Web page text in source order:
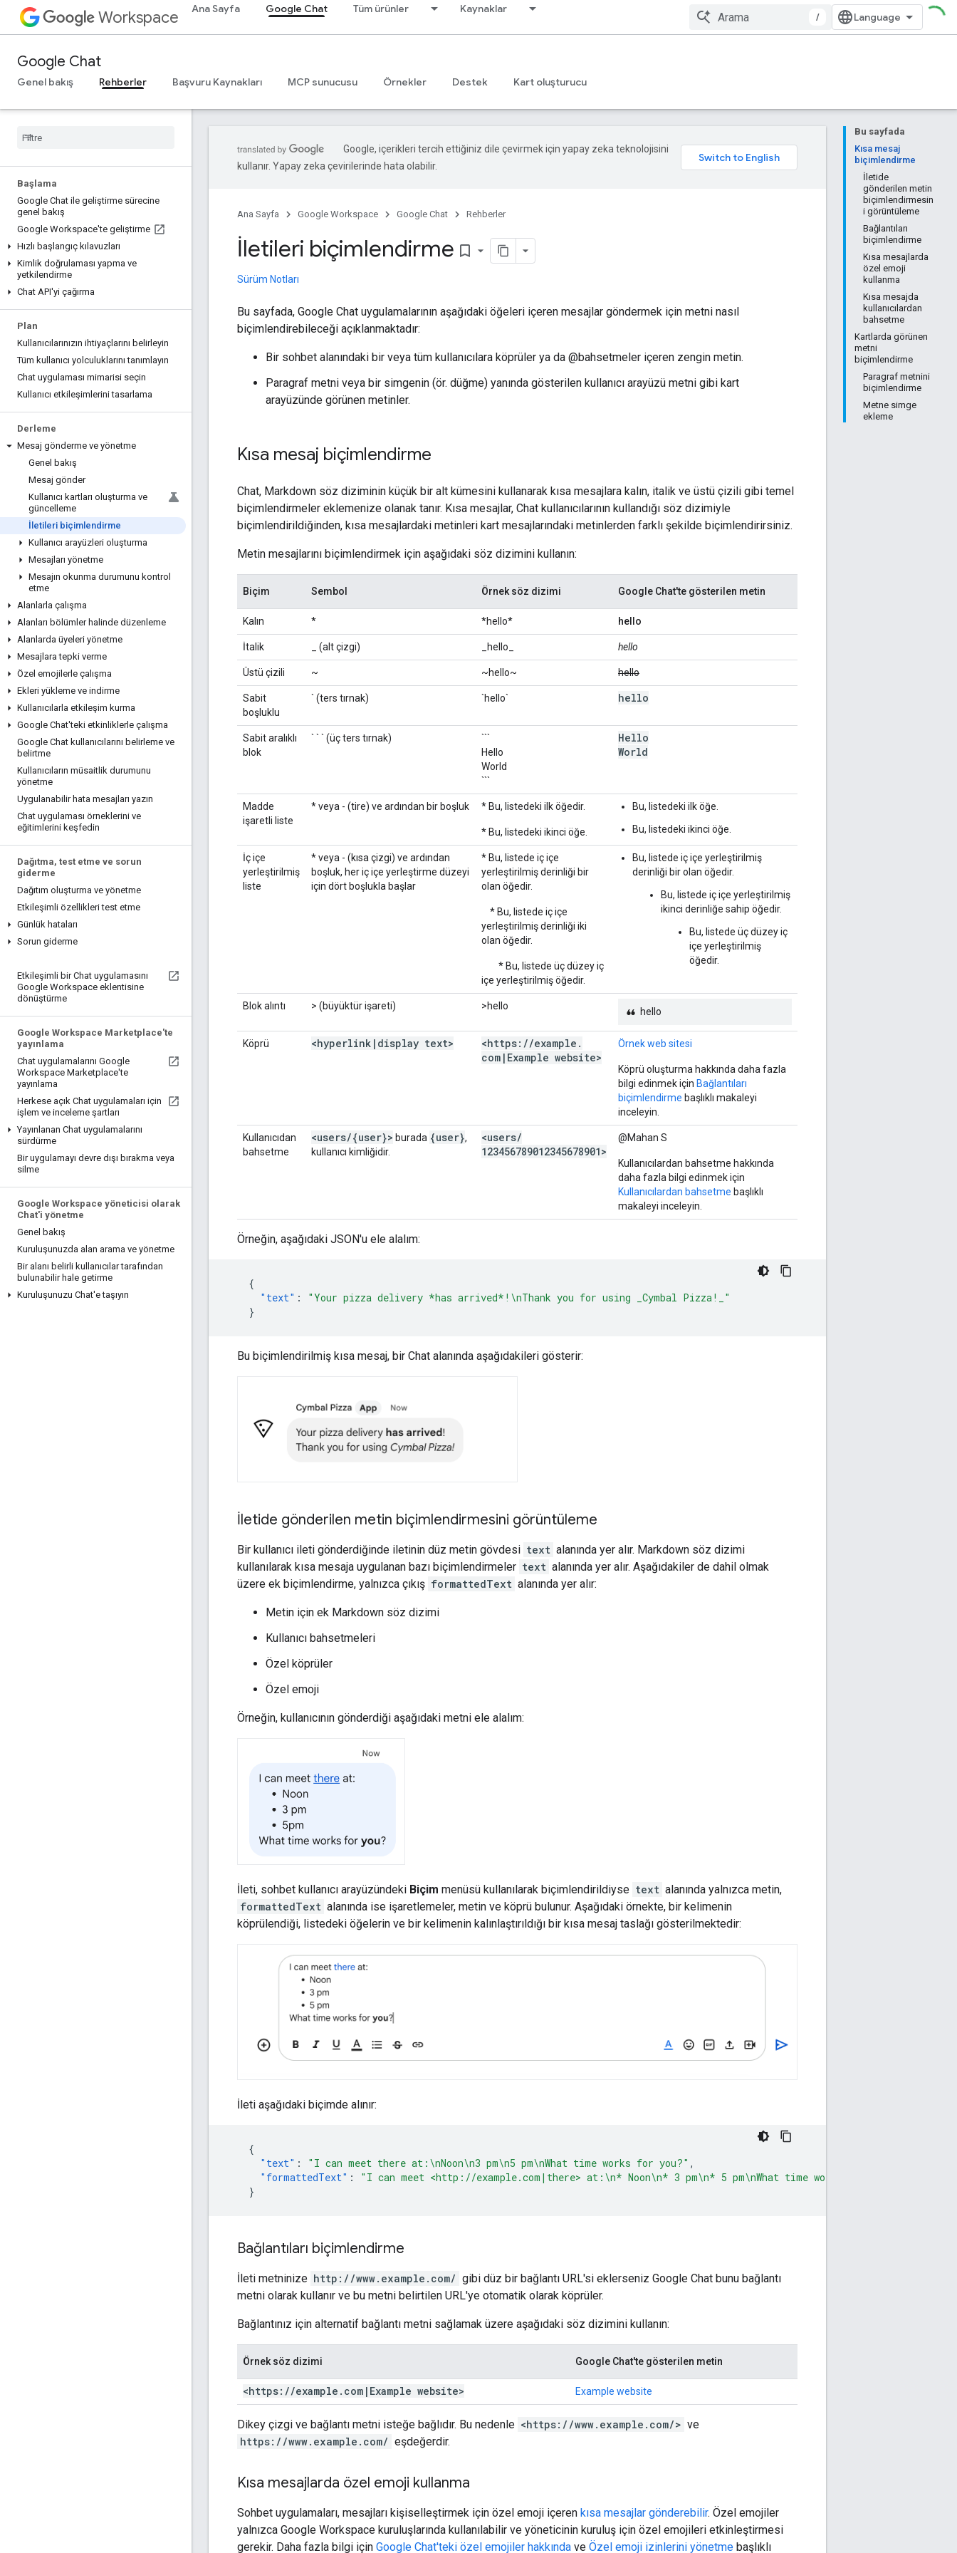
Workspace Ana Sayfa Google Chat Tüm ürünler Kaynaklar
/
Google Chat
Genel bakış Rehberler Başvuru Kaynakları MCP sunucusu Örnekler Destek Kart oluşturucu
Başlama
Google Chat ile geliştirme sürecine
genel bakış
Google Workspace'te geliştirme
Hızlı başlangıç kılavuzları
Kimlik doğrulaması yapma ve
yetkilendirme
Chat API'yi çağırma
Plan
Kullanıcılarınızın ihtiyaçlarını belirleyin
Tüm kullanıcı yolculuklarını tanımlayın
Chat uygulaması mimarisi seçin
Kullanıcı etkileşimlerini tasarlama
Derleme
Mesaj gönderme ve yönetme
Genel bakış
Mesaj gönder
Kullanıcı kartları oluşturma ve
güncelleme
İletileri biçimlendirme
Kullanıcı arayüzleri oluşturma
Mesajları yönetme
Mesajın okunma durumunu kontrol
etme
Alanlarla çalışma
Alanları bölümler halinde düzenleme
Alanlarda üyeleri yönetme
Mesajlara tepki verme
Özel emojilerle çalışma
Ekleri yükleme ve indirme
Kullanıcılarla etkileşim kurma
Google Chat'teki etkinliklerle çalışma
Google Chat kullanıcılarını belirleme ve
belirtme
Kullanıcıların müsaitlik durumunu
yönetme
Uygulanabilir hata mesajları yazın
Chat uygulaması örneklerini ve
eğitimlerini keşfedin
Dağıtma, test etme ve sorun
giderme
Dağıtım oluşturma ve yönetme
Etkileşimli özellikleri test etme
Günlük hataları
Sorun giderme
Etkileşimli bir Chat uygulamasını
Google Workspace eklentisine
dönüştürme
Google Workspace Marketplace'te
yayınlama
Chat uygulamalarını Google
Workspace Marketplace'te
yayınlama
Herkese açık Chat uygulamaları için
işlem ve inceleme şartları
Yayınlanan Chat uygulamalarını
sürdürme
Bir uygulamayı devre dışı bırakma veya
silme
Google Workspace yöneticisi olarak
Chat'i yönetme
Genel bakış
Kuruluşunuzda alan arama ve yönetme
Bir alanı belirli kullanıcılar tarafından
bulunabilir hale getirme
Kuruluşunuzu Chat'e taşıyın
Bu sayfada
Kısa mesaj
biçimlendirme
İletide
gönderilen metin
biçimlendirmesin
i görüntüleme
Bağlantıları
biçimlendirme
Kısa mesajlarda
özel emoji
kullanma
Kısa mesajda
kullanıcılardan
bahsetme
Kartlarda görünen
metni
biçimlendirme
Paragraf metnini
biçimlendirme
Metne simge
ekleme
Google, içerikleri tercih ettiğiniz dile çevirmek için yapay zeka teknolojisini
kullanır. Yapay zeka çevirilerinde hata olabilir.
Ana Sayfa Google Workspace Google Chat Rehberler
İletileri biçimlendirme bookmark_border
Sürüm Notları
Bu sayfada, Google Chat uygulamalarının aşağıdaki öğeleri içeren mesajlar göndermek için metni nasıl
biçimlendirebileceği açıklanmaktadır:
Bir sohbet alanındaki bir veya tüm kullanıcılara köprüler ya da @bahsetmeler içeren zengin metin.
Paragraf metni veya bir simgenin (ör. düğme) yanında gösterilen kullanıcı arayüzü metni gibi kart
arayüzünde görünen metinler.
Kısa mesaj biçimlendirme
Chat, Markdown söz diziminin küçük bir alt kümesini kullanarak kısa mesajlara kalın, italik ve üstü çizili gibi temel
biçimlendirmeler eklemenize olanak tanır. Kısa mesajlar, Chat kullanıcılarının kullandığı söz dizimiyle
biçimlendirildiğinden, kısa mesajlardaki metinleri kart mesajlarındaki metinlerden farklı şekilde biçimlendirirsiniz.
Metin mesajlarını biçimlendirmek için aşağıdaki söz dizimini kullanın:
Biçim Sembol Örnek söz dizimi Google Chat'te gösterilen metin
Kalın * *hello* hello
İtalik _ (alt çizgi) _hello_ hello
Üstü çizili ~ ~hello~ hello
Sabit
boşluklu
` (ters tırnak) `hello` hello
Sabit aralıklı
blok
` ` ` (üç ters tırnak)
```
Hello
World
```
Hello
World
Madde
işaretli liste
* veya - (tire) ve ardından bir boşluk * Bu, listedeki ilk öğedir.
* Bu, listedeki ikinci öğe.
Bu, listedeki ilk öğe.
Bu, listedeki ikinci öğe.
İç içe
yerleştirilmiş
liste
* veya - (kısa çizgi) ve ardından
boşluk, her iç içe yerleştirme düzeyi
için dört boşlukla başlar
* Bu, listede iç içe
yerleştirilmiş derinliği bir
olan öğedir.
* Bu, listede iç içe
yerleştirilmiş derinliği iki
olan öğedir.
* Bu, listede üç düzey iç
içe yerleştirilmiş öğedir.
Bu, listede iç içe yerleştirilmiş
derinliği bir olan öğedir.
Bu, listede iç içe yerleştirilmiş
ikinci derinliğe sahip öğedir.
Bu, listede üç düzey iç
içe yerleştirilmiş
öğedir.
Blok alıntı > (büyüktür işareti) >hello hello
Köprü <hyperlink | display text> <https: //example .
com | Example website>
Örnek web sitesi
Köprü oluşturma hakkında daha fazla
bilgi edinmek için Bağlantıları
biçimlendirme başlıklı makaleyi
inceleyin.
Kullanıcıdan
bahsetme
<users/{user}> burada {user},
kullanıcı kimliğidir.
<users/
123456789012345678901>
@Mahan S
Kullanıcılardan bahsetme hakkında
daha fazla bilgi edinmek için
Kullanıcılardan bahsetme başlıklı
makaleyi inceleyin.
Örneğin, aşağıdaki JSON'u ele alalım:
{
"text" :
"Your pizza delivery *has arrived*!\nThank you for using _Cymbal Pizza!_"
}
Bu biçimlendirilmiş kısa mesaj, bir Chat alanında aşağıdakileri gösterir:
İletide gönderilen metin biçimlendirmesini görüntüleme
Bir kullanıcı ileti gönderdiğinde iletinin düz metin gövdesi text alanında yer alır. Markdown söz dizimi
kullanılarak kısa mesaja uygulanan bazı biçimlendirmeler text alanında yer alır. Aşağıdakiler de dahil olmak
üzere ek biçimlendirme, yalnızca çıkış formattedText alanında yer alır:
Metin için ek Markdown söz dizimi
Kullanıcı bahsetmeleri
Özel köprüler
Özel emoji
Örneğin, kullanıcının gönderdiği aşağıdaki metni ele alalım:
İleti, sohbet kullanıcı arayüzündeki Biçim menüsü kullanılarak biçimlendirildiyse text alanında yalnızca metin,
formattedText alanında ise işaretlemeler, metin ve köprü bulunur. Aşağıdaki örnekte, bir kelimenin
köprülendiği, listedeki öğelerin ve bir kelimenin kalınlaştırıldığı bir kısa mesaj taslağı gösterilmektedir:
İleti aşağıdaki biçimde alınır:
{
"text" : "I can meet there at:\nNoon\n3 pm\n5 pm\nWhat time works for you?" ,
"formattedText" : "I can meet <http://example.com|there> at:\n* Noon\n* 3 pm\n* 5 pm\nWhat time works for *you*?"
}
Bağlantıları biçimlendirme
İleti metninize http://www.example.com/ gibi düz bir bağlantı URL'si eklerseniz Google Chat bunu bağlantı
metni olarak kullanır ve bu metni belirtilen URL'ye otomatik olarak köprüler.
Bağlantınız için alternatif bağlantı metni sağlamak üzere aşağıdaki söz dizimini kullanın:
Örnek söz dizimi Google Chat'te gösterilen metin
<https: //example . com | Example website> Example website
Dikey çizgi ve bağlantı metni isteğe bağlıdır. Bu nedenle <https://www.example.com/> ve
https://www.example.com/ eşdeğerdir.
Kısa mesajlarda özel emoji kullanma
Sohbet uygulamaları, mesajları kişiselleştirmek için özel emoji içeren kısa mesajlar gönderebilir. Özel emojiler
yalnızca Google Workspace kuruluşlarında kullanılabilir ve yöneticinin kuruluş için özel emojileri etkinleştirmesi
gerekir. Daha fazla bilgi için Google Chat'teki özel emojiler hakkında ve Özel emoji izinlerini yönetme başlıklı